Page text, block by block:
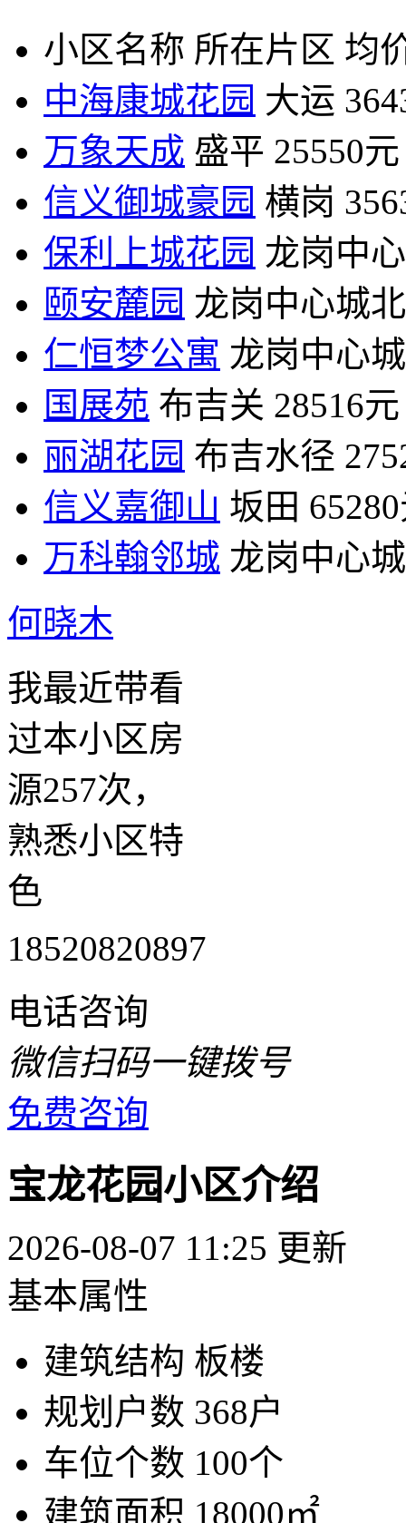
小区名称 所在片区 均
中海康城花园 大运
万象天成 盛平 25550元
信义御城豪园 横岗
保利上城花园 龙岗中
颐安麓园 龙岗中心城北
仁恒梦公寓 龙岗中心
国展苑 布吉关 28516元
丽湖花园 布吉水径
信义嘉御山 坂田
万科翰邻城 龙岗中心
何晓木
我最近带看
过本小区房
源257次，
熟悉小区特
色
18520820897
电话咨询
微信扫码一键拨号
免费咨询
宝龙花园小区介绍
2026-08-07 11:25 更新
基本属性
建筑结构 板楼
规划户数 368户
车位个数 100个
建筑面积 18000㎡